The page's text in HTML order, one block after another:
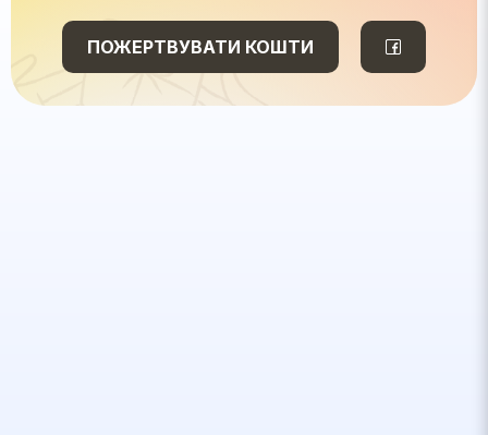
ПОЖЕРТВУВАТИ КОШТИ